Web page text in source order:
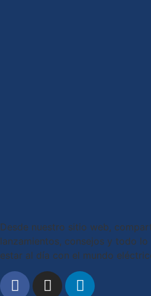
Desde nuestro sitio web,
lanzamientos, consejos y todo
estar al día con el mundo